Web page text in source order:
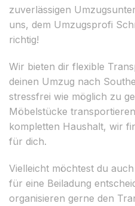
zuverlässigen
uns, dem Umzugsprofi
richtig!
Wir bieten dir flexible
deinen Umzug nach
stressfrei wie möglich zu
Möbelstücke
kompletten Haushalt, wir
für dich.
Vielleicht möchtest du
für eine Beiladung
organisieren gerne den